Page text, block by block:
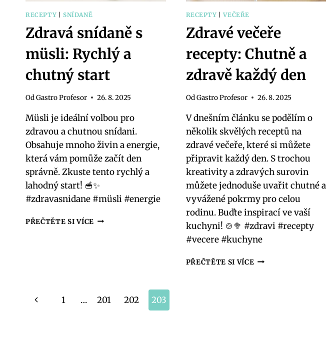
RECEPTY SNÍDANĚ
Zdravá snídaně s
müsli: Rychlý a
chutný start
OdGastro Profesor 26. 8. 2025
Müsli je ideální volbou pro
zdravou a chutnou snídani.
Obsahuje mnoho živin a energie,
která vám pomůže začít den
správně. Zkuste tento rychlý a
lahodný start! 🥣✨
#zdravasnidane #müsli #energie
PŘEČTĚTE SI VÍCE ZDRAVÁ
RECEPTY |VEČEŘE
Zdravé večeře
recepty: Chutně a
zdravě každý den
Od Gastro Profesor 26. 8. 2025
V dnešním článku se podělím o
několik skvělých receptů na
zdravé večeře, které si můžete
připravit každý den. S trochou
kreativity a zdravých surovin
můžete jednoduše uvařit chutné a
vyvážené pokrmy pro celou
rodinu. Buďte inspirací ve vaší
kuchyni! 🍲🥦 #zdravi #recepty
#vecere #kuchyne
PŘEČTĚTE SI VÍCE ZDRAVÉ
Navigace
Předchozí
1 … 201 202 203